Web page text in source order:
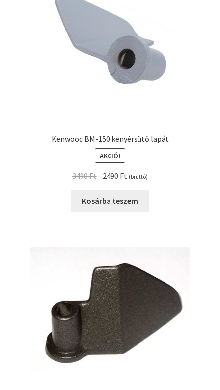
Kenwood BM-150 kenyérsütő lapát
AKCIÓ!
3490Ft Original
was:
2490 Ft Current
is:
(bruttó)
Kosárba teszem